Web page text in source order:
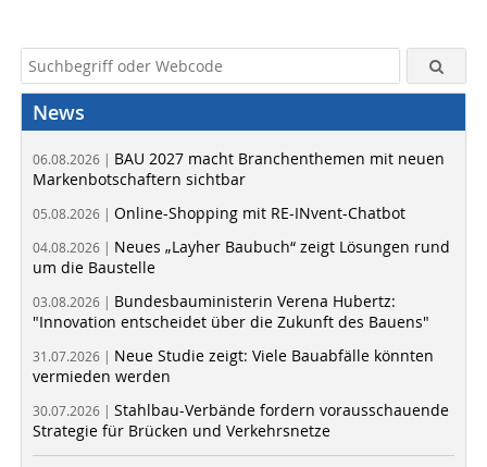
News
06.08.2026 | BAU 2027 macht Branchenthemen mit neuen
Markenbotschaftern sichtbar
05.08.2026 | Online-Shopping mit RE-INvent-Chatbot
04.08.2026 | Neues „Layher Baubuch“ zeigt Lösungen rund
um die Baustelle
03.08.2026 | Bundesbauministerin Verena Hubertz:
"Innovation entscheidet über die Zukunft des Bauens"
31.07.2026 | Neue Studie zeigt: Viele Bauabfälle könnten
vermieden werden
30.07.2026 | Stahlbau-Verbände fordern vorausschauende
Strategie für Brücken und Verkehrsnetze